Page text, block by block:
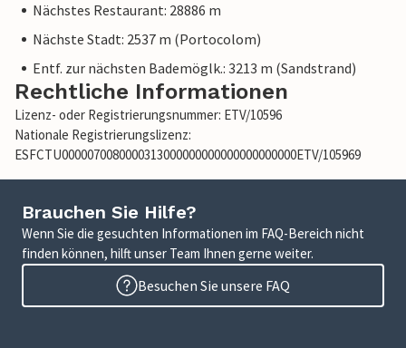
Nächstes Restaurant: 28886 m
Nächste Stadt: 2537 m (Portocolom)
Entf. zur nächsten Bademöglk.: 3213 m (Sandstrand)
Rechtliche Informationen
Lizenz- oder Registrierungsnummer: ETV/10596
Nationale Registrierungslizenz:
ESFCTU0000070080000313000000000000000000000ETV/105969
Brauchen Sie Hilfe?
Wenn Sie die gesuchten Informationen im FAQ-Bereich nicht
finden können, hilft unser Team Ihnen gerne weiter.
Besuchen Sie unsere FAQ